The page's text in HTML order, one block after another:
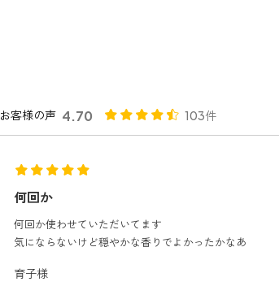
お客様の声 4.70 103件
何度もリピート買いです！
夏は特にこの香り一択です！トイレはもちろん、
気温が上がってモワッとする玄関にもオススメな